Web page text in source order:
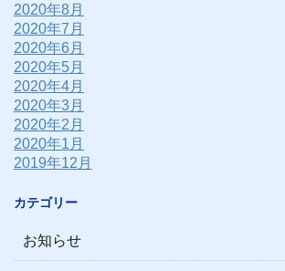
2020年8月
2020年7月
2020年6月
2020年5月
2020年4月
2020年3月
2020年2月
2020年1月
2019年12月
カテゴリー
お知らせ